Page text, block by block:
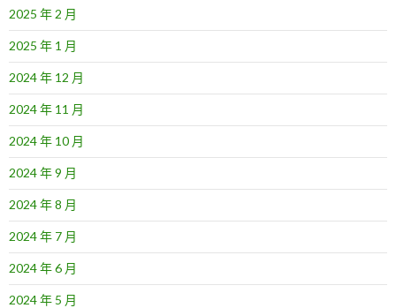
2025 年 2 月
2025 年 1 月
2024 年 12 月
2024 年 11 月
2024 年 10 月
2024 年 9 月
2024 年 8 月
2024 年 7 月
2024 年 6 月
2024 年 5 月